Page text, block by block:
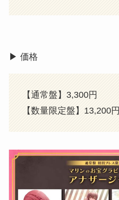
▶︎ 価格
【通常盤】3,300円
【数量限定盤】13,200円